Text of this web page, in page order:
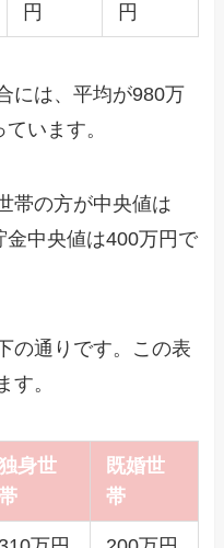
円
円
には、平均が980万
います。
帯の方が中央値は
金中央値は400万円で
の通りです。この表
す。
身世
既婚世
帯